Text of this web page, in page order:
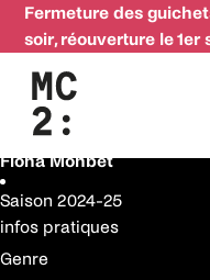
Fermeture des
soir, réouverture le 1er
Saison 2024-25
Peer Gynt
Ensemble Miroirs Étendus
Fiona Monbet
Saison 2024-25
infos pratiques
Genre